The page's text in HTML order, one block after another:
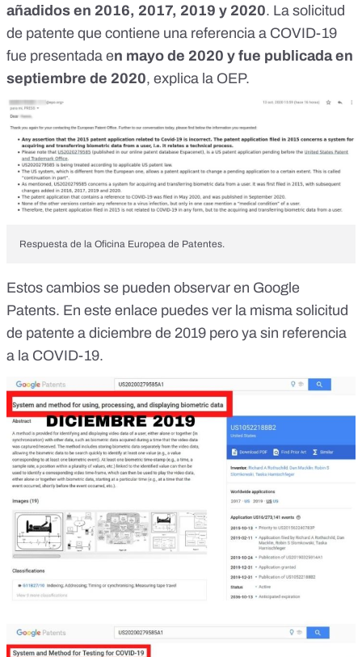
añadidos en 2016, 2017, 2019 y 2020. La solicitud
de patente que contiene una referencia a COVID-19
fue presentada en mayo de 2020 y fue publicada en
septiembre de 2020, explica la OEP.
Respuesta de la Oficina Europea de Patentes.
Estos cambios se pueden observar en Google
Patents. En este enlace puedes ver la misma solicitud
de patente a diciembre de 2019 pero ya sin referencia
a la COVID-19.